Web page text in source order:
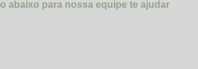
abaixo para nossa equipe te ajudar